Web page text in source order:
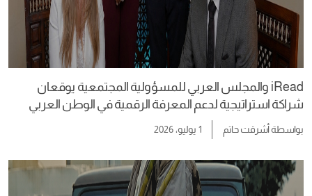
iRead والمجلس العربي للمسؤولية المجتمعية يوقعان
شراكة استراتيجية لدعم المعرفة الرقمية في الوطن العربي
بواسطةأشرقت حاتم 1 يوليو، 2026